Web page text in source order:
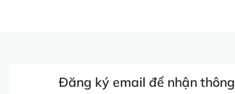
Đăng ký email để nhận